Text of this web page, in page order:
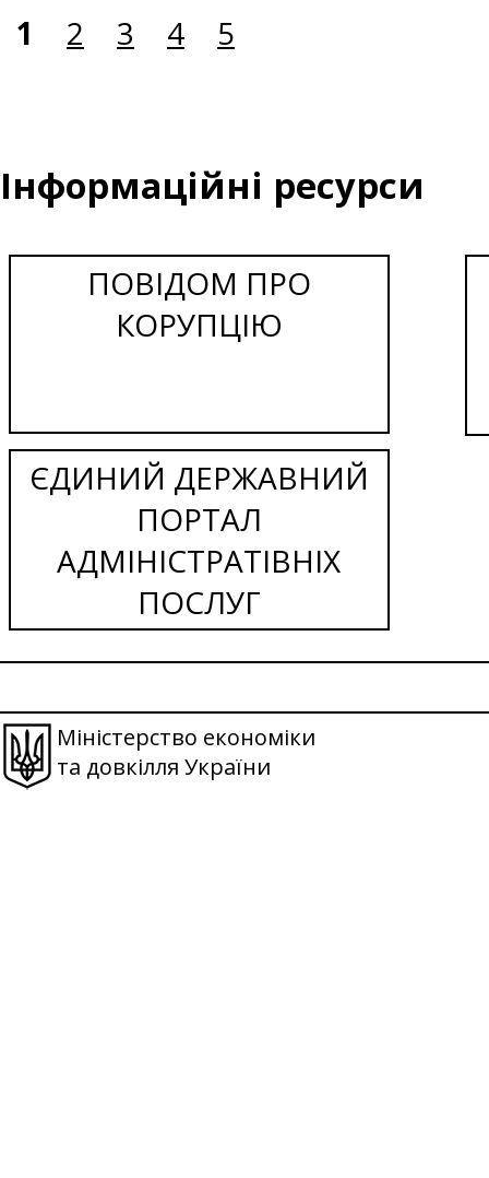
1 2 3 4 5
Інформаційні ресурси
ПОВІДОМ ПРО
КОРУПЦІЮ
ЄДИНИЙ ДЕРЖАВНИЙ
ПОРТАЛ
АДМІНІСТРАТІВНІХ
ПОСЛУГ
Міністерство економіки
та довкілля України